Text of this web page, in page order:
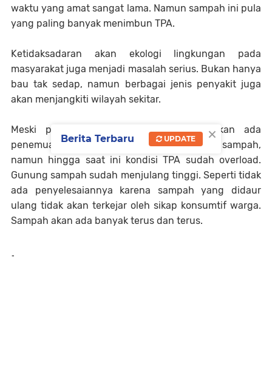
waktu yang amat sangat lama. Namun sampah ini pula
yang paling banyak menimbun TPA.
Ketidaksadaran akan ekologi lingkungan pada
masyarakat juga menjadi masalah serius. Bukan hanya
bau tak sedap, namun berbagai jenis penyakit juga
akan menjangkiti wilayah sekitar.
Meski pemerintah daerah menjanjikan akan ada
penemuan cara baru untuk mendaur ulang sampah,
namun hingga saat ini kondisi TPA sudah overload.
Gunung sampah sudah menjulang tinggi. Seperti tidak
ada penyelesaiannya karena sampah yang didaur
ulang tidak akan terkejar oleh sikap konsumtif warga.
Sampah akan ada banyak terus dan terus.
-
×
Berita Terbaru UPDATE